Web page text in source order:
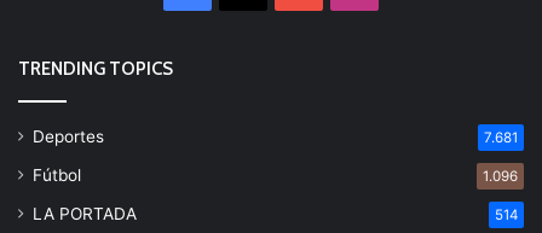
TRENDING TOPICS
Deportes 7.681
Fútbol 1.096
LA PORTADA 514